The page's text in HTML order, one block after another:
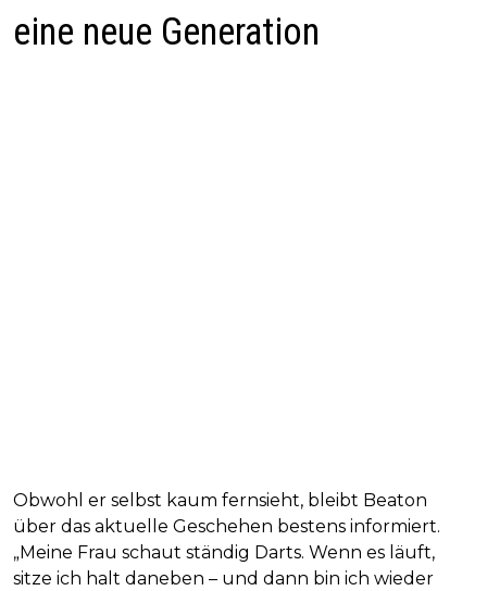
eine neue Generation
Obwohl er selbst kaum fernsieht, bleibt Beaton
über das aktuelle Geschehen bestens informiert.
„Meine Frau schaut ständig Darts. Wenn es läuft,
sitze ich halt daneben – und dann bin ich wieder